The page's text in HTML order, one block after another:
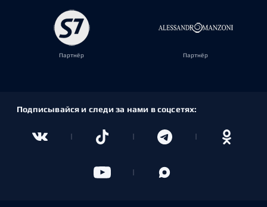
Партнёр Партнёр
Подписывайся и следи за нами в соцсетях: